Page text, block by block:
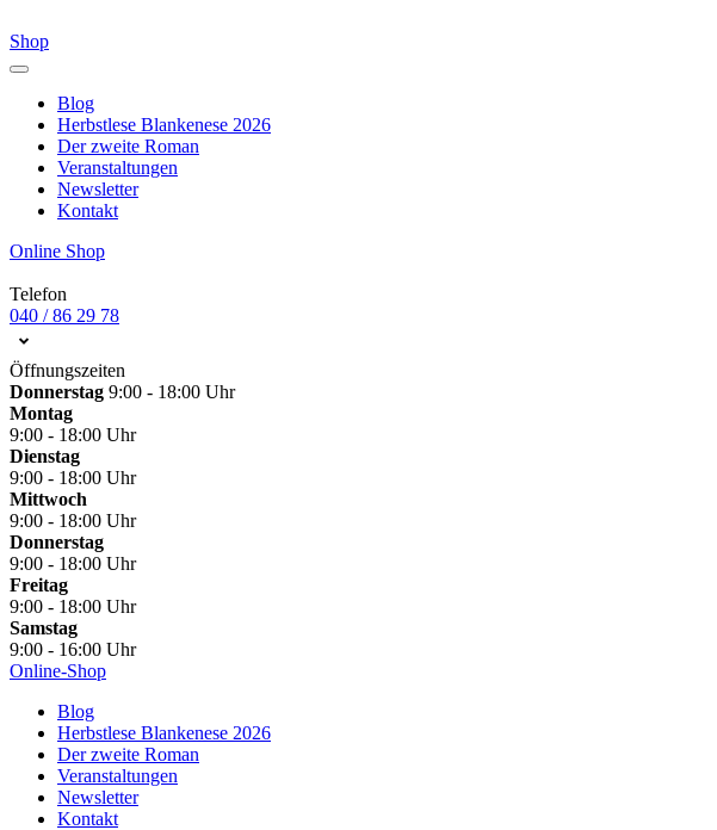
Shop
Blog
Herbstlese Blankenese 2026
Der zweite Roman
Veranstaltungen
Newsletter
Kontakt
Online Shop
Telefon
040 / 86 29 78
Öffnungszeiten
Donnerstag 9:00 - 18:00 Uhr
Montag
9:00 - 18:00 Uhr
Dienstag
9:00 - 18:00 Uhr
Mittwoch
9:00 - 18:00 Uhr
Donnerstag
9:00 - 18:00 Uhr
Freitag
9:00 - 18:00 Uhr
Samstag
9:00 - 16:00 Uhr
Online-Shop
Blog
Herbstlese Blankenese 2026
Der zweite Roman
Veranstaltungen
Newsletter
Kontakt